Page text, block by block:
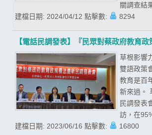
關調查結
建檔日期: 2024/04/12 點擊數: 8294
【電話民調發表】『民眾對蔡政府教育
草根影響
雙語政策
教育是百
新來過。
民調發表
訪，在
建檔日期: 2023/06/16 點擊數: 16800